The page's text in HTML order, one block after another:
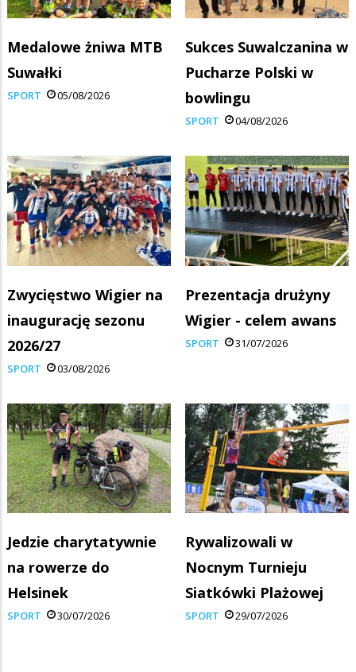
Medalowe żniwa MTB
Suwałki
SPORT 05/08/2026
Sukces Suwalczanina w
Pucharze Polski w
bowlingu
SPORT 04/08/2026
Zwycięstwo Wigier na
inaugurację sezonu
2026/27
SPORT 03/08/2026
Prezentacja drużyny
Wigier - celem awans
SPORT 31/07/2026
Jedzie charytatywnie
na rowerze do
Helsinek
SPORT 30/07/2026
Rywalizowali w
Nocnym Turnieju
Siatkówki Plażowej
SPORT 29/07/2026